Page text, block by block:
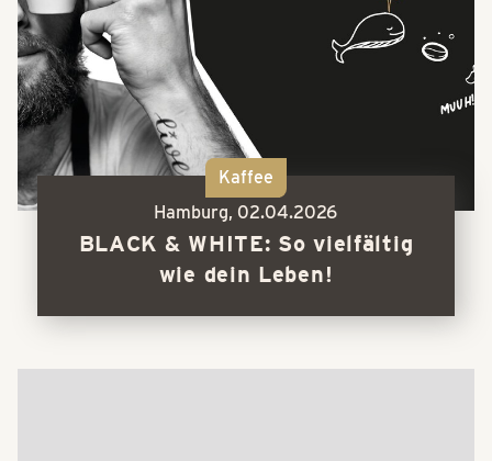
Kaffee
Hamburg, 02.04.2026
BLACK & WHITE: So vielfältig
wie dein Leben!